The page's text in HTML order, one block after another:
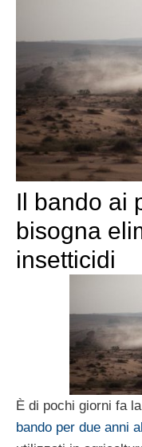
Il bando ai
bisogna
insetticidi
È di pochi giorni fa
bando per due anni